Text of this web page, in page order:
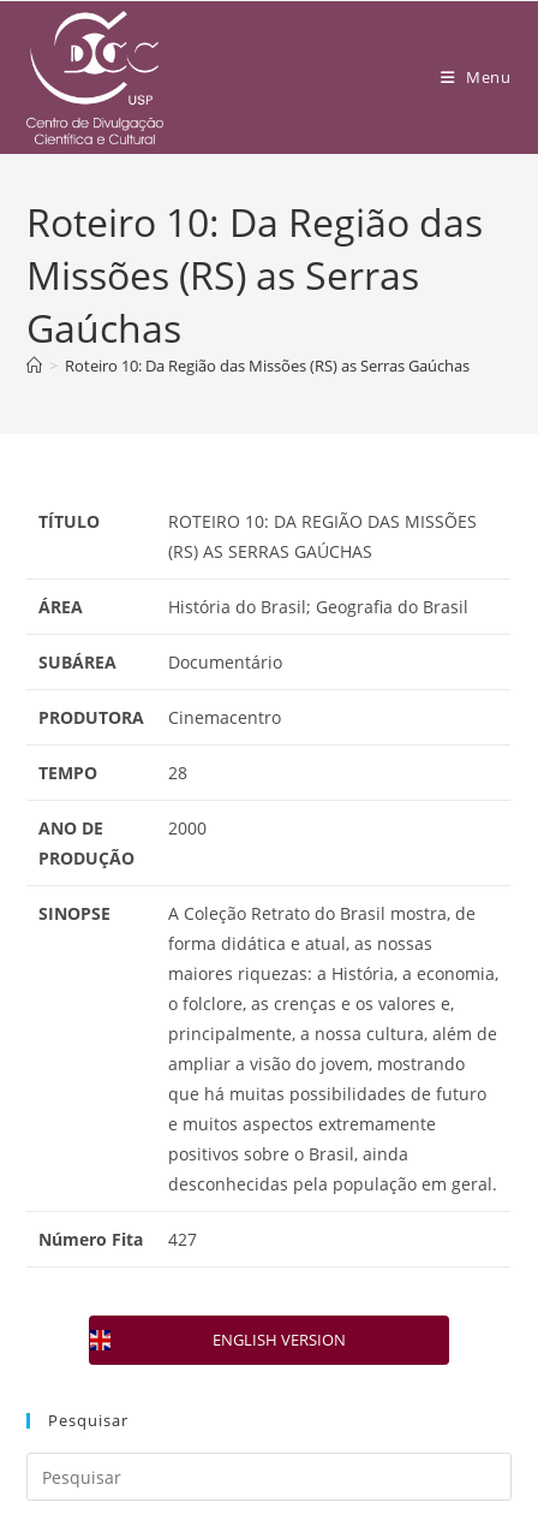
Menu
Roteiro 10: Da Região das
Missões (RS) as Serras
Gaúchas
> Roteiro 10: Da Região das Missões (RS) as Serras Gaúchas
TÍTULO
ROTEIRO 10: DA REGIÃO DAS MISSÕES
(RS) AS SERRAS GAÚCHAS
ÁREA História do Brasil; Geografia do Brasil
SUBÁREA Documentário
PRODUTORA Cinemacentro
TEMPO 28
ANO DE
PRODUÇÃO
2000
SINOPSE
A Coleção Retrato do Brasil mostra, de
forma didática e atual, as nossas
maiores riquezas: a História, a economia,
o folclore, as crenças e os valores e,
principalmente, a nossa cultura, além de
ampliar a visão do jovem, mostrando
que há muitas possibilidades de futuro
e muitos aspectos extremamente
positivos sobre o Brasil, ainda
desconhecidas pela população em geral.
Número Fita 427
ENGLISH VERSION
Pesquisar